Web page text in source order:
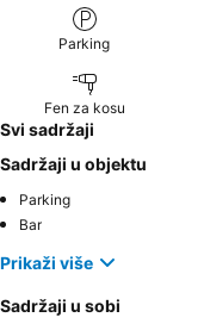
Parking
Fen za kosu
Svi sadržaji
Sadržaji u objektu
Parking
Bar
Prikaži više
Sadržaji u sobi